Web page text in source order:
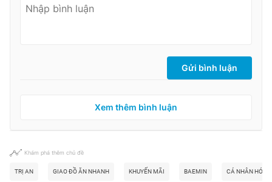
Gửi bình luận
Xem thêm bình luận
Khám phá thêm chủ đề
TRỊ AN GIAO ĐỒ ĂN NHANH KHUYẾN MÃI BAEMIN CÁ NHÂN HÓA